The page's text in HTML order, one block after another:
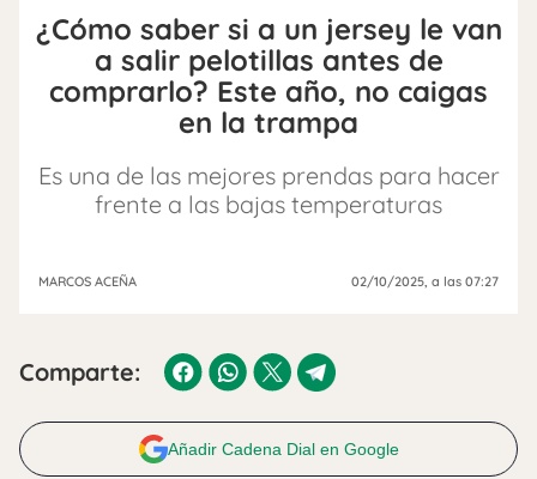
¿Cómo saber si a un jersey le van
a salir pelotillas antes de
comprarlo? Este año, no caigas
en la trampa
Es una de las mejores prendas para hacer
frente a las bajas temperaturas
MARCOS ACEÑA 02/10/2025, a las 07:27
Comparte:
Añadir Cadena Dial en Google